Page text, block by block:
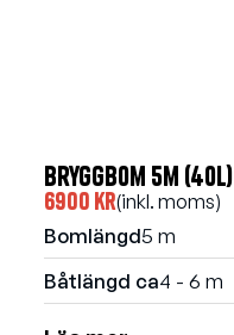
Bryggbom 5m (40l)
6900 kr(inkl. moms)
Bomlängd5 m
Båtlängd ca4 - 6 m